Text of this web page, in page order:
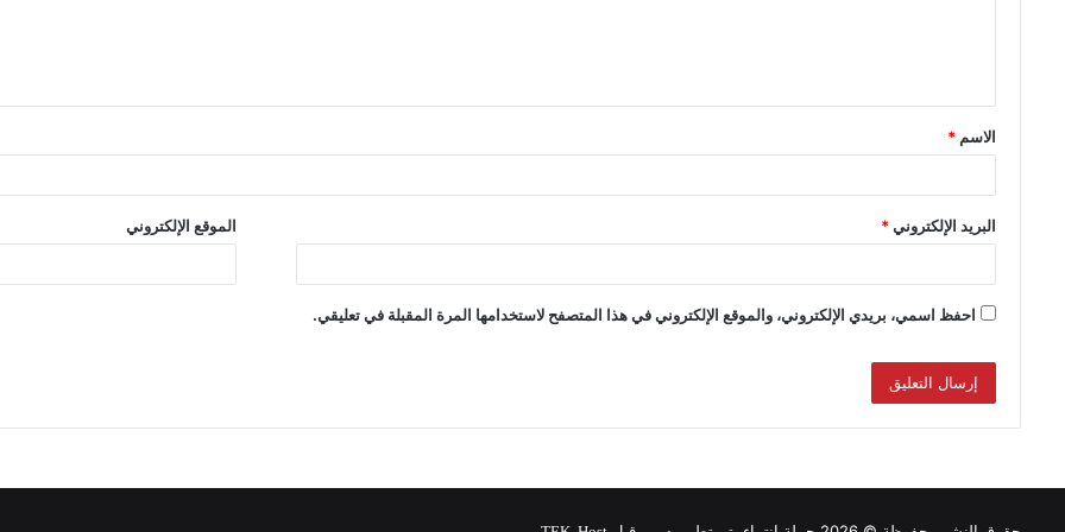
الاسم *
البريد الإلكتروني* الموقع الإلكتروني
احفظ اسمي، بريدي الإلكتروني، والموقع الإلكتروني في هذا المتصفح لاستخدامها المرة المقبلة في تعليقي.